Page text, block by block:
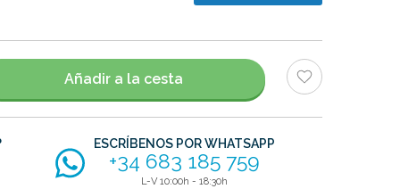
Añadir a la cesta
ESCRÍBENOS POR WHATSAPP
+34 683 185 759
L-V 10:00h - 18:30h